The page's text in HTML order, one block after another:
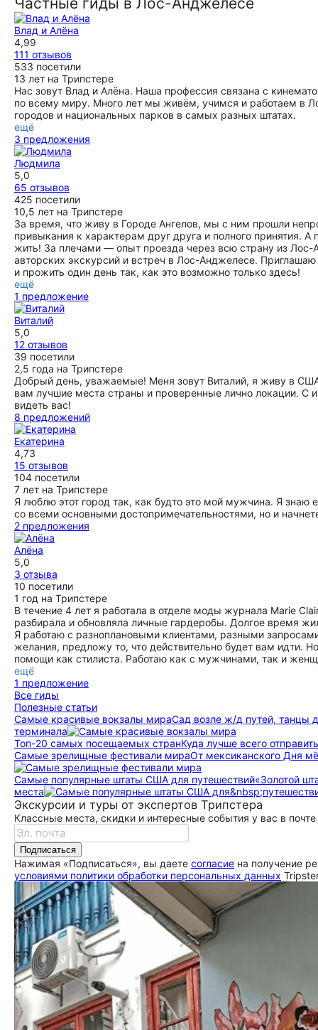
Потрясающий experience! И ещё: дайте о себе больше
информации, опросник легкий, позвольте консультанту
узнать вас больше и проработать образы. Игорь и Наталья
ещё
увидеть все знаковые достопримечательности, узнать
много интересного об истории города. Влад - прекрасный
рассказчик и внимательный человек. Экскурсию и гида
рекомендуем!
ещё
Влад и Алёна
4,99
111 отзывов
533 посетили
13 лет на Трипстере
Нас зовут Влад и Алёна. Наша профессия связана с
по всему миру. Много лет мы живём, учимся и работаем в
городов и национальных парков в самых разных штатах.
ещё
3 предложения
Людмила
5,0
65 отзывов
425 посетили
10,5 лет на Трипстере
За время, что живу в Городе Ангелов, мы с ним прошли
привыкания к характерам друг друга и полного принятия.
жить! За плечами — опыт проезда через всю страну из
авторских экскурсий и встреч в Лос-Анджелесе.
и прожить один день так, как это возможно только здесь!
ещё
1 предложение
Виталий
5,0
12 отзывов
39 посетили
2,5 года на Трипстере
Добрый день, уважаемые! Меня зовут Виталий, я живу в
вам лучшие места страны и проверенные лично локации.
видеть вас!
8 предложений
Екатерина
4,73
15 отзывов
104 посетили
7 лет на Трипстере
Я люблю этот город так, как будто это мой мужчина. Я знаю
со всеми основными достопримечательностями, но и
2 предложения
Алёна
5,0
3 отзыва
10 посетили
1 год на Трипстере
В течение 4 лет я работала в отделе моды журнала Marie
разбирала и обновляла личные гардеробы. Долгое время
Я работаю с разноплановыми клиентами, разными
желания, предложу то, что действительно будет вам идти.
помощи как стилиста. Работаю как с мужчинами, так и
ещё
1 предложение
Все гиды
Полезные статьи
Самые красивые вокзалы мираСад возле ж/д путей, танцы
терминала
Топ-20 самых посещаемых странКуда лучше всего
Самые зрелищные фестивали мираОт мексиканского Дня
Самые популярные штаты США для путешествий«Золотой
места
Экскурсии и туры от экспертов Трипстера
Классные места, скидки и интересные события у вас в почте
Подписаться
Нажимая «Подписаться», вы даете согласие на получение
условиями политики обработки персональных данных